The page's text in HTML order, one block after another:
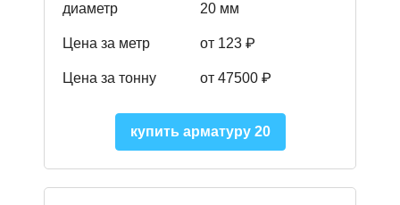
диаметр 20 мм
Цена за метр от 123 ₽
Цена за тонну от 47500 ₽
купить арматуру 20